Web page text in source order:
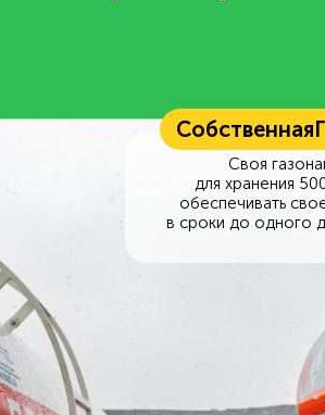
Собственная
Своя
для хранения
обеспечивать
в сроки до одного